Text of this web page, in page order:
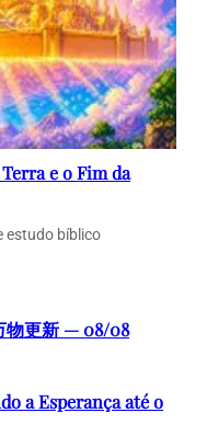
e o Fim da
estudo bíblico
物更新 — 08/08
a Esperança até o